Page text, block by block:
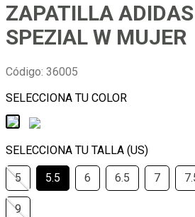
ZAPATILLA
SPEZIAL W MUJER
Código: 36005
5 5.5 6 6.5 7
9